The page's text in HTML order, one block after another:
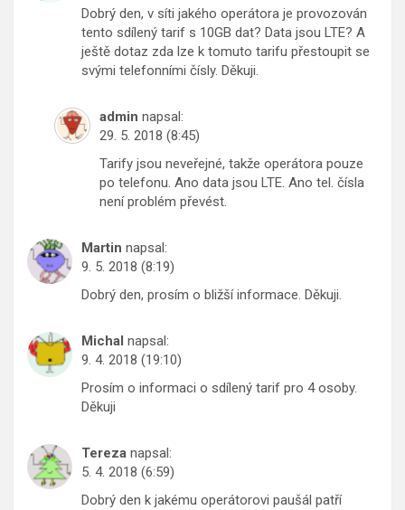
Dobrý den, v síti jakého operátora je provozován
tento sdílený tarif s 10GB dat? Data jsou LTE? A
ještě dotaz zda lze k tomuto tarifu přestoupit se
svými telefonními čísly. Děkuji.
admin napsal:
29. 5. 2018 (8:45)
Tarify jsou neveřejné, takže operátora pouze
po telefonu. Ano data jsou LTE. Ano tel. čísla
není problém převést.
Martin napsal:
9. 5. 2018 (8:19)
Dobrý den, prosím o bližší informace. Děkuji.
Michal napsal:
9. 4. 2018 (19:10)
Prosím o informaci o sdílený tarif pro 4 osoby.
Děkuji
Tereza napsal:
5. 4. 2018 (6:59)
Dobrý den k jakému operátorovi paušál patří